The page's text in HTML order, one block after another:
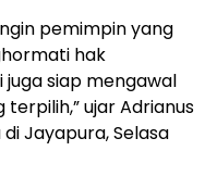
pemimpin yang
hak
siap mengawal
ujar Adrianus
Jayapura, Selasa